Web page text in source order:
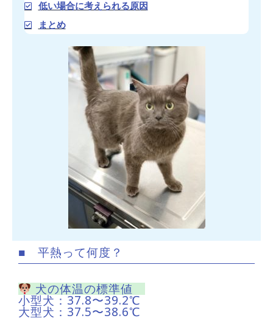
低い場合に考えられる原因
まとめ
■ 平熱って何度？
犬の体温の標準値
小型犬：37.8〜39.2℃
大型犬：37.5〜38.6℃